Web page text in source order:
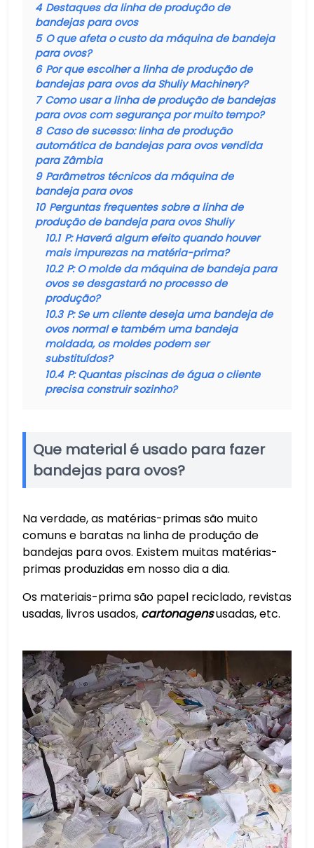
4 Destaques da linha de produção de
bandejas para ovos
5 O que afeta o custo da máquina de bandeja
para ovos?
6 Por que escolher a linha de produção de
bandejas para ovos da Shuliy Machinery?
7 Como usar a linha de produção de bandejas
para ovos com segurança por muito tempo?
8 Caso de sucesso: linha de produção
automática de bandejas para ovos vendida
para Zâmbia
9 Parâmetros técnicos da máquina de
bandeja para ovos
10 Perguntas frequentes sobre a linha de
produção de bandeja para ovos Shuliy
10.1 P: Haverá algum efeito quando houver
mais impurezas na matéria-prima?
10.2 P: O molde da máquina de bandeja para
ovos se desgastará no processo de
produção?
10.3 P: Se um cliente deseja uma bandeja de
ovos normal e também uma bandeja
moldada, os moldes podem ser
substituídos?
10.4 P: Quantas piscinas de água o cliente
precisa construir sozinho?
Que material é usado para fazer
bandejas para ovos?
Na verdade, as matérias-primas são muito
comuns e baratas na linha de produção de
bandejas para ovos. Existem muitas matérias-
primas produzidas em nosso dia a dia.
Os materiais-prima são papel reciclado, revistas
usadas, livros usados, cartonagensusadas, etc.